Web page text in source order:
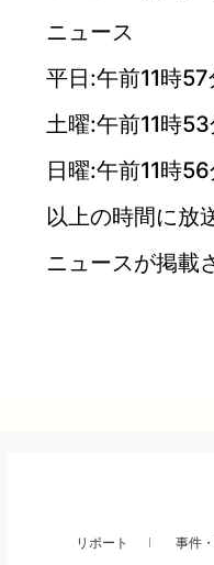
ニュース
平日:午前11時57
土曜:午前11時
日曜:午前11時56
以上の時間に放
ニュースが掲載
リポート 事件